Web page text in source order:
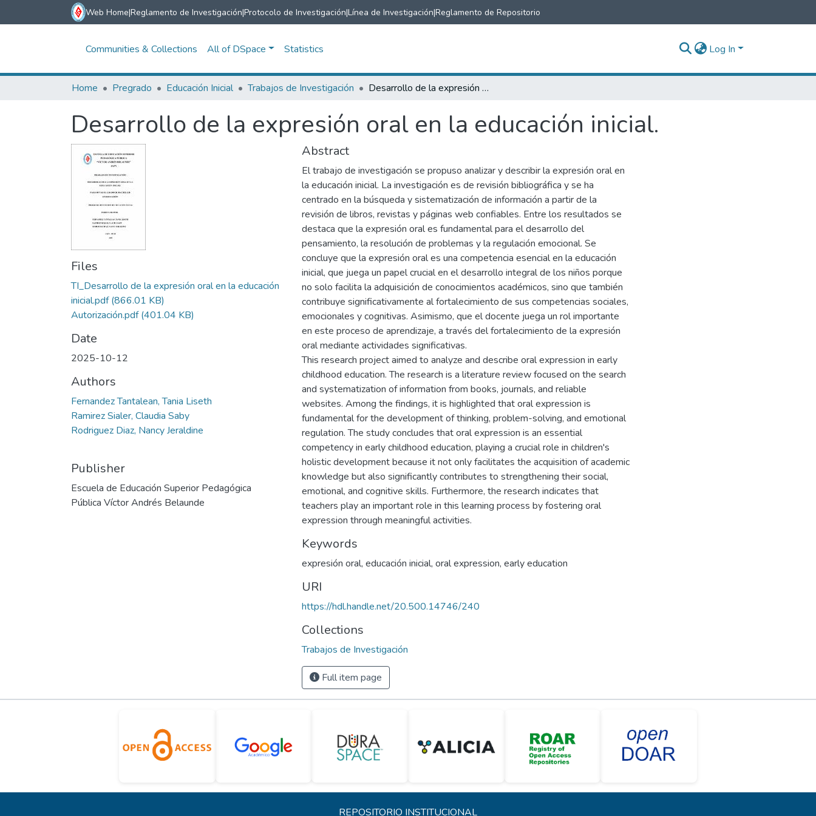
Web Home|Reglamento de Investigación|Protocolo de Investigación|Línea de Investigación|Reglamento de Repositorio
Communities & Collections All of DSpace Statistics Log In
Home Pregrado Educación Inicial Trabajos de Investigación Desarrollo de la expresión oral en la educación inicial.
Desarrollo de la expresión oral en la educación inicial.
Files
TI_Desarrollo de la expresión oral en la educación
inicial.pdf(866.01 KB)
Autorización.pdf(401.04 KB)
Date
2025-10-12
Authors
Fernandez Tantalean, Tania Liseth
Ramirez Sialer, Claudia Saby
Rodriguez Diaz, Nancy Jeraldine
Publisher
Escuela de Educación Superior Pedagógica
Pública Víctor Andrés Belaunde
Abstract
El trabajo de investigación se propuso analizar y describir la expresión oral en
la educación inicial. La investigación es de revisión bibliográfica y se ha
centrado en la búsqueda y sistematización de información a partir de la
revisión de libros, revistas y páginas web confiables. Entre los resultados se
destaca que la expresión oral es fundamental para el desarrollo del
pensamiento, la resolución de problemas y la regulación emocional. Se
concluye que la expresión oral es una competencia esencial en la educación
inicial, que juega un papel crucial en el desarrollo integral de los niños porque
no solo facilita la adquisición de conocimientos académicos, sino que también
contribuye significativamente al fortalecimiento de sus competencias sociales,
emocionales y cognitivas. Asimismo, que el docente juega un rol importante
en este proceso de aprendizaje, a través del fortalecimiento de la expresión
oral mediante actividades significativas.
This research project aimed to analyze and describe oral expression in early
childhood education. The research is a literature review focused on the search
and systematization of information from books, journals, and reliable
websites. Among the findings, it is highlighted that oral expression is
fundamental for the development of thinking, problem-solving, and emotional
regulation. The study concludes that oral expression is an essential
competency in early childhood education, playing a crucial role in children's
holistic development because it not only facilitates the acquisition of academic
knowledge but also significantly contributes to strengthening their social,
emotional, and cognitive skills. Furthermore, the research indicates that
teachers play an important role in this learning process by fostering oral
expression through meaningful activities.
Keywords
expresión oral, educación inicial, oral expression, early education
URI
https://hdl.handle.net/20.500.14746/240
Collections
Trabajos de Investigación
Full item page
REPOSITORIO INSTITUCIONAL